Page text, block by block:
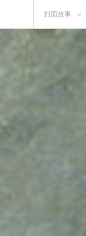
封面故事